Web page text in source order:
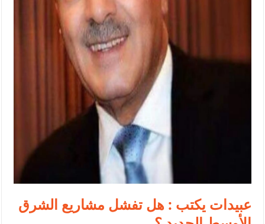
العلم
الملك يلتقي مجموعة من رفاق السلاح
الملك يتلقى اتصالا هاتفيا من العاهل البحريني
القاضي محمود أحمد فريحات.. مبارك ومزيدا من التوفيق
عبيدات يكتب : هل تفشل مشاريع الشرق